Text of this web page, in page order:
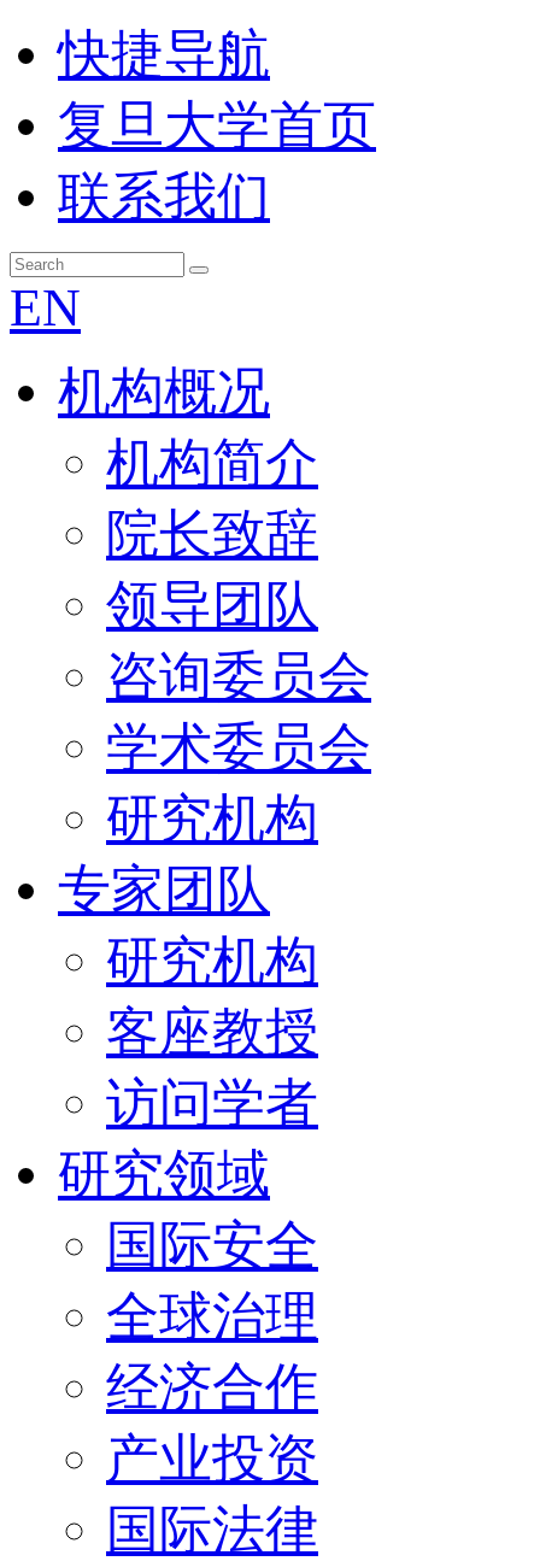
快捷导航
复旦大学首页
联系我们
EN
机构概况
机构简介
院长致辞
领导团队
咨询委员会
学术委员会
研究机构
专家团队
研究机构
客座教授
访问学者
研究领域
国际安全
全球治理
经济合作
产业投资
国际法律